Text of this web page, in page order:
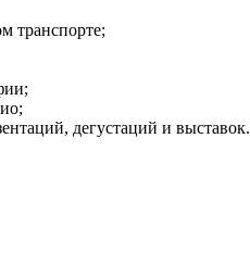
транспорте;
дегустаций и выставок.